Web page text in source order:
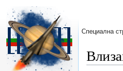
Специална